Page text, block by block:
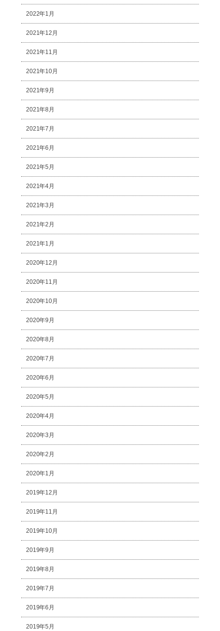
2022年1月
2021年12月
2021年11月
2021年10月
2021年9月
2021年8月
2021年7月
2021年6月
2021年5月
2021年4月
2021年3月
2021年2月
2021年1月
2020年12月
2020年11月
2020年10月
2020年9月
2020年8月
2020年7月
2020年6月
2020年5月
2020年4月
2020年3月
2020年2月
2020年1月
2019年12月
2019年11月
2019年10月
2019年9月
2019年8月
2019年7月
2019年6月
2019年5月